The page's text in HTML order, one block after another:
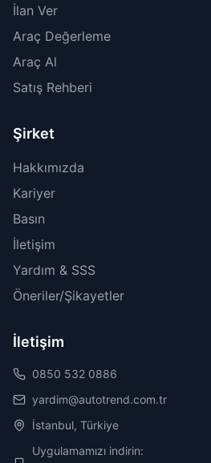
İlan Ver
Araç Değerleme
Araç Al
Satış Rehberi
Şirket
Hakkımızda
Kariyer
Basın
İletişim
Yardım & SSS
Öneriler/Şikayetler
İletişim
0850 532 0886
yardim@autotrend.com.tr
İstanbul, Türkiye
Uygulamamızı indirin: